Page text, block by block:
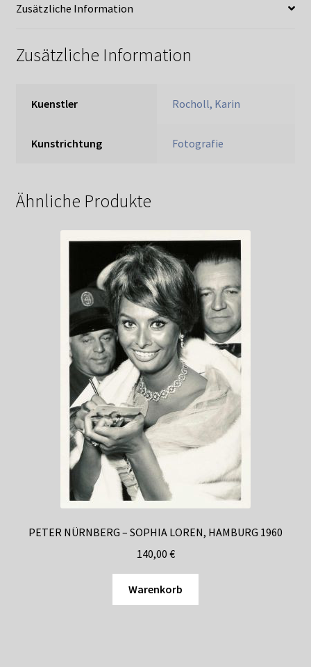
Zusätzliche Information
Zusätzliche Information
Kuenstler Rocholl, Karin
Kunstrichtung Fotografie
Ähnliche Produkte
PETER NÜRNBERG – SOPHIA LOREN, HAMBURG 1960
140,00 €
Warenkorb